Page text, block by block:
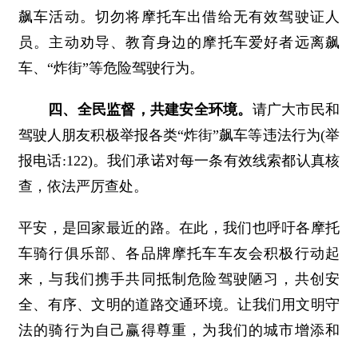
飙车活动。切勿将摩托车出借给无有效驾驶证人
员。主动劝导、教育身边的摩托车爱好者远离飙
车、“炸街”等危险驾驶行为。
四、全民监督，共建安全环境。 请广大市民和
驾驶人朋友积极举报各类“炸街”飙车等违法行为(举
报电话:122)。我们承诺对每一条有效线索都认真核
查，依法严厉查处。
平安，是回家最近的路。在此，我们也呼吁各摩托
车骑行俱乐部、各品牌摩托车车友会积极行动起
来，与我们携手共同抵制危险驾驶陋习，共创安
全、有序、文明的道路交通环境。让我们用文明守
法的骑行为自己赢得尊重，为我们的城市增添和